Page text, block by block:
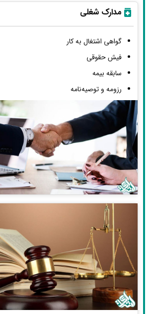
مدارک شغلی
گواهی اشتغال به کار
فیش حقوقی
سابقه بیمه
رزومه و توصیه‌نامه